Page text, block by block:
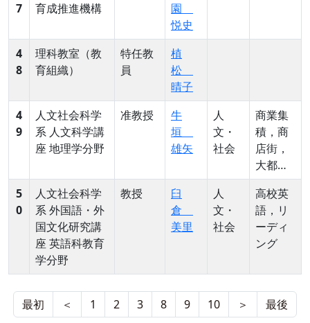
7
育成推進機構
園
悦史
4
8
理科教室（教
育組織）
特任教
員
植
松
晴子
4
9
人文社会科学
系 人文科学講
座 地理学分野
准教授
牛
垣
雄矢
人
文・
社会
商業集
積，商
店街，
大都
市，地
方都
市，動
態地
誌，地
理的見
方・考
5
0
人文社会科学
系 外国語・外
国文化研究講
座 英語科教育
学分野
教授
臼
倉
美里
人
文・
社会
高校英
語，リ
ーディ
ング
最初 ＜ 1 2 3 8 9 10 ＞ 最後